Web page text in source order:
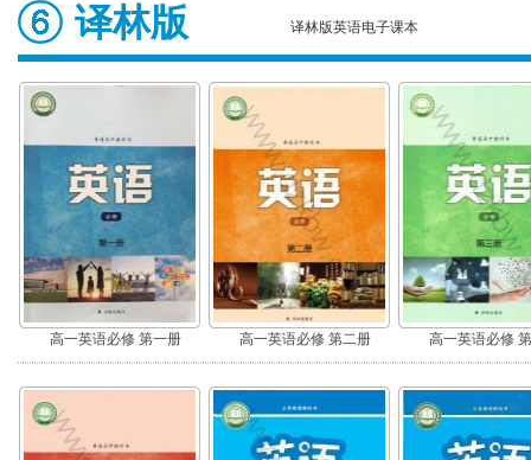
译林版 译林版英语电子课本
高一英语必修 第一册 高一英语必修 第二册 高一英语必修